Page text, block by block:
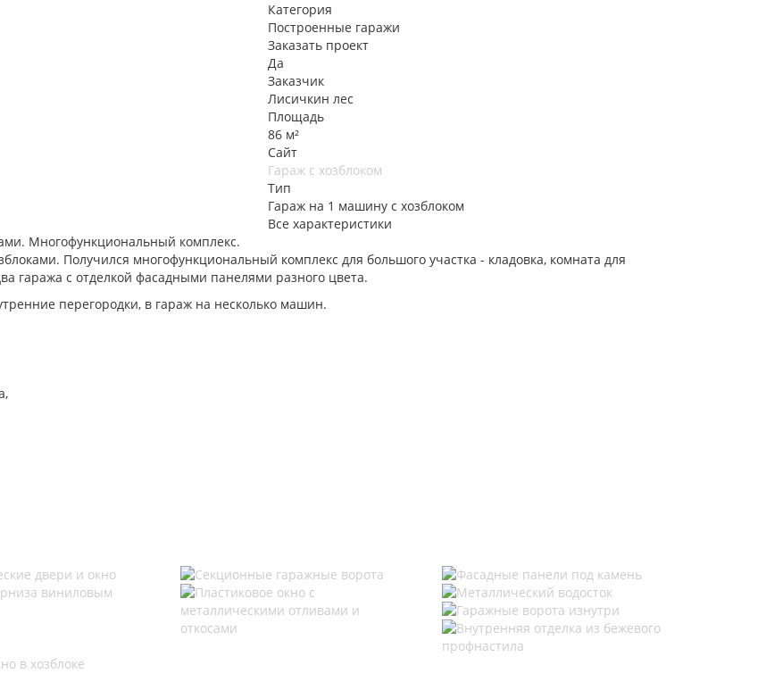
Категория
Построенные гаражи
Заказать проект
Да
Заказчик
Лисичкин лес
Площадь
86 м²
Сайт
Гараж с хозблоком
Тип
Гараж на 1 машину с хозблоком
Все характеристики
Многофункциональный комплекс.
Получился многофункциональный комплекс для большого участка - кладовка, комната для
гаража с отделкой фасадными панелями разного цвета.
перегородки, в гараж на несколько машин.